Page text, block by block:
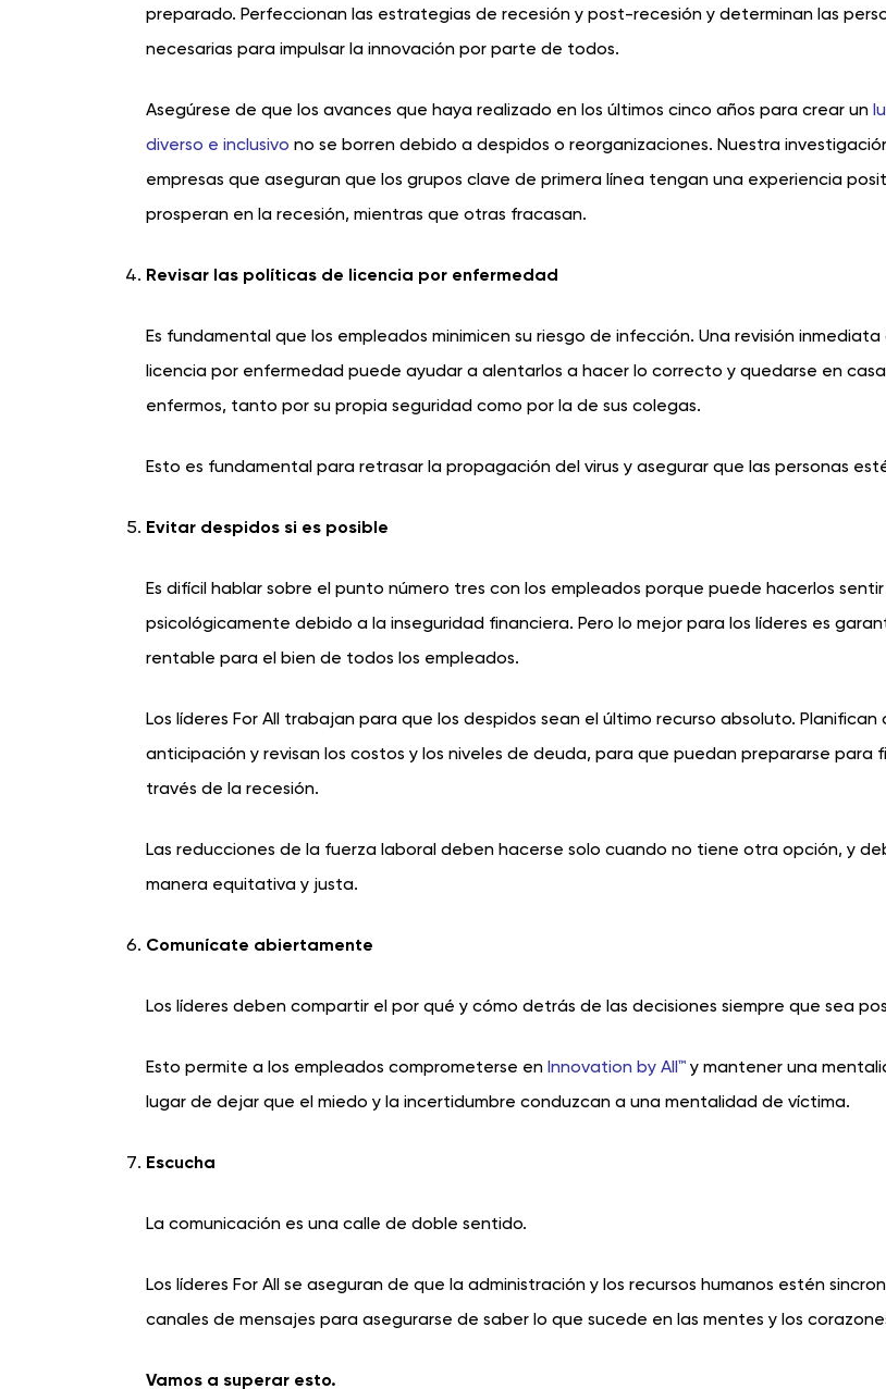
preparado. Perfeccionan las estrategias de recesión y post-recesión y determinan las
necesarias para impulsar la innovación por parte de todos.
Asegúrese de que los avances que haya realizado en los últimos cinco años para crear un
diverso e inclusivo no se borren debido a despidos o reorganizaciones. Nuestra
empresas que aseguran que los grupos clave de primera línea tengan una experiencia
prosperan en la recesión, mientras que otras fracasan.
Revisar las políticas de licencia por enfermedad
Es fundamental que los empleados minimicen su riesgo de infección. Una revisión
licencia por enfermedad puede ayudar a alentarlos a hacer lo correcto y quedarse en
enfermos, tanto por su propia seguridad como por la de sus colegas.
Esto es fundamental para retrasar la propagación del virus y asegurar que las personas
Evitar despidos si es posible
Es difícil hablar sobre el punto número tres con los empleados porque puede hacerlos
psicológicamente debido a la inseguridad financiera. Pero lo mejor para los líderes es
rentable para el bien de todos los empleados.
Los líderes For All trabajan para que los despidos sean el último recurso absoluto. Planifican
anticipación y revisan los costos y los niveles de deuda, para que puedan prepararse para
través de la recesión.
Las reducciones de la fuerza laboral deben hacerse solo cuando no tiene otra opción, y
manera equitativa y justa.
Comunícate abiertamente
Los líderes deben compartir el por qué y cómo detrás de las decisiones siempre que sea
Esto permite a los empleados comprometerse en Innovation by All™y mantener una
lugar de dejar que el miedo y la incertidumbre conduzcan a una mentalidad de víctima.
Escucha
La comunicación es una calle de doble sentido.
Los líderes For All se aseguran de que la administración y los recursos humanos estén
canales de mensajes para asegurarse de saber lo que sucede en las mentes y los
Vamos a superar esto.